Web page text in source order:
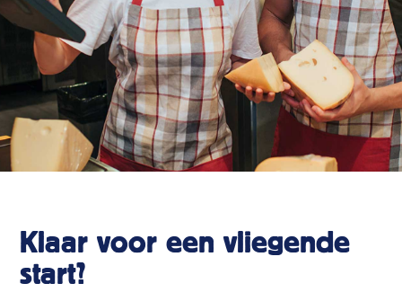
Klaar voor een vliegende
start?